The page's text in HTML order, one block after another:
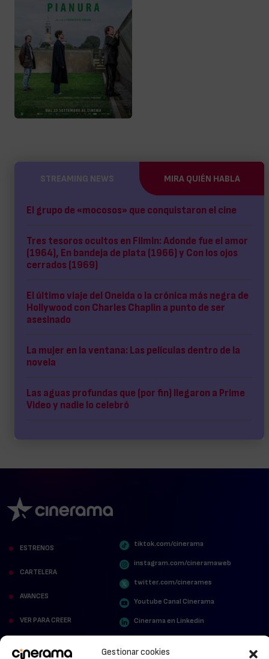
Gestionar cookies
STREAMING NEWS MIRA QUIÉN HABLA
El grupo de «mocosos» que conquistaron el cine
Tres tesoros ocultos en Filmin: Adonde fue el amor
(1964), En bandeja de plata (1966) y Con los ojos
cerrados (1969)
El último viaje del Oneida o la crónica más negra de
Hollywood con Charles Chaplin a punto de ser
asesinado
La mujer en la ventana: Las películas dentro de la
novela
Las aguas profundas que (por fin) llegaron a Prime
Video y nadie lo celebró
ESTRENOS
CARTELERA
AVANCES
VER PARA CREER
tiktok.com/cinerama
instagram.com/cineramaweb
twitter.com/cinerames
Youtube Canal Cinerama
Cinerama en Linkedin